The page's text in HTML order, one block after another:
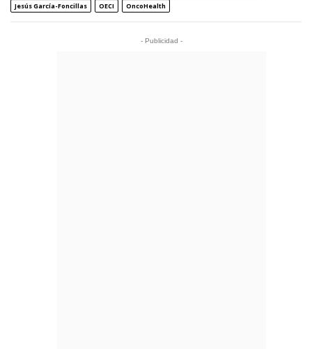
Jesús García-Foncillas
OECI OncoHealth
- Publicidad -